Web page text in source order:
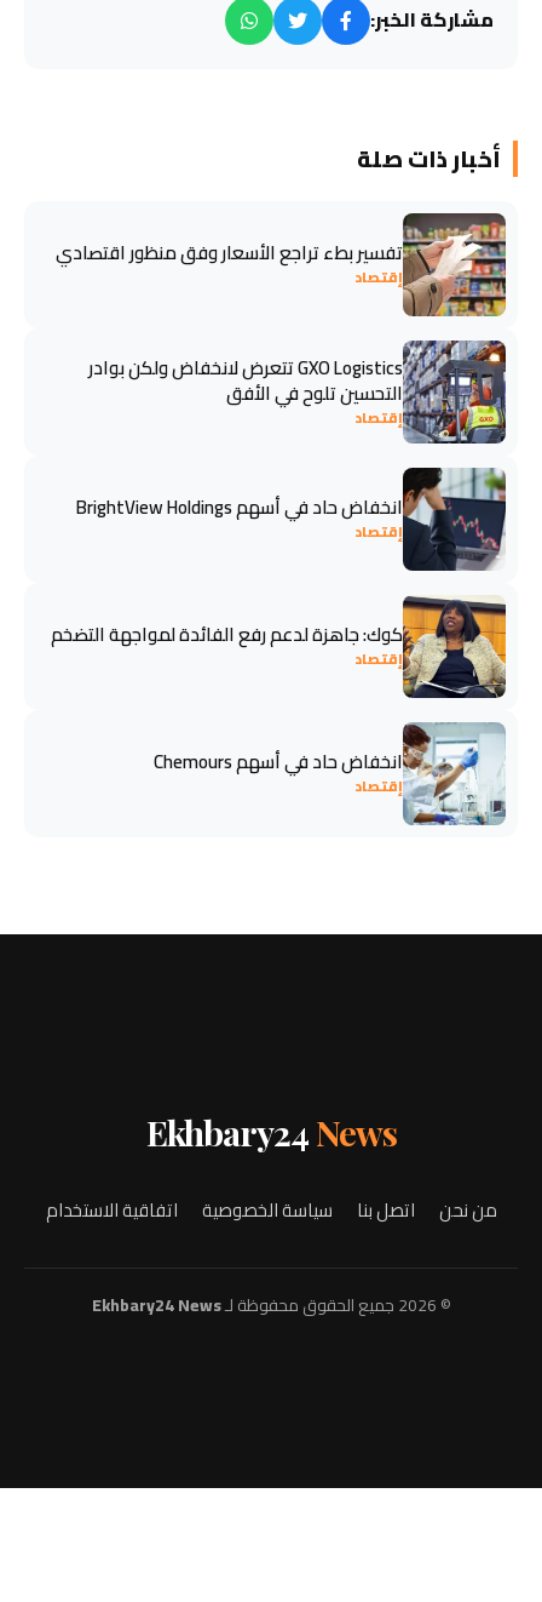
مشاركة الخبر:
أخبار ذات صلة
تفسير بطء تراجع الأسعار وفق منظور اقتصادي
إقتصاد
GXO Logistics تتعرض لانخفاض ولكن بوادر
التحسين تلوح في الأفق
إقتصاد
انخفاض حاد في أسهم BrightView Holdings
إقتصاد
كوك: جاهزة لدعم رفع الفائدة لمواجهة التضخم
إقتصاد
انخفاض حاد في أسهم Chemours
إقتصاد
Ekhbary24News
من نحن اتصل بنا سياسة الخصوصية اتفاقية الاستخدام
© 2026 جميع الحقوق محفوظة لـ Ekhbary24 News